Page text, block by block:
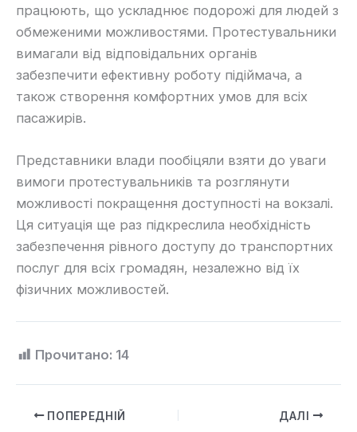
працюють, що ускладнює подорожі для людей з
обмеженими можливостями. Протестувальники
вимагали від відповідальних органів
забезпечити ефективну роботу підіймача, а
також створення комфортних умов для всіх
пасажирів.
Представники влади пообіцяли взяти до уваги
вимоги протестувальників та розглянути
можливості покращення доступності на вокзалі.
Ця ситуація ще раз підкреслила необхідність
забезпечення рівного доступу до транспортних
послуг для всіх громадян, незалежно від їх
фізичних можливостей.
Прочитано: 14
ПОПЕРЕДНІЙ ДАЛІ